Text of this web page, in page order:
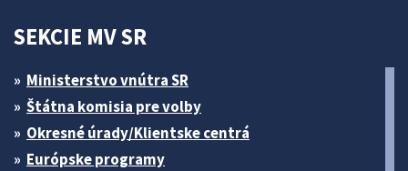
SEKCIE MV SR
Ministerstvo vnútra SR
Štátna komisia pre volby
Okresné úrady/Klientske centrá
Európske programy